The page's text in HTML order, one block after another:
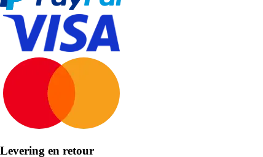
Levering en retour